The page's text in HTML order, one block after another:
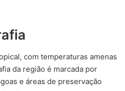
com temperaturas amenas
da região é marcada por
e áreas de preservação